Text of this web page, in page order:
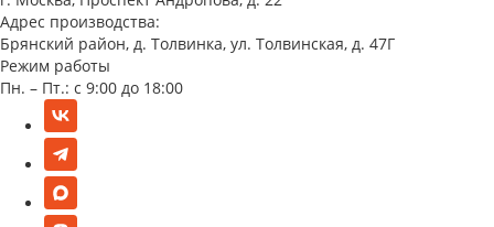
Адрес производства:
Брянский район, д. Толвинка, ул. Толвинская, д. 47Г
Режим работы
Пн. – Пт.: с 9:00 до 18:00